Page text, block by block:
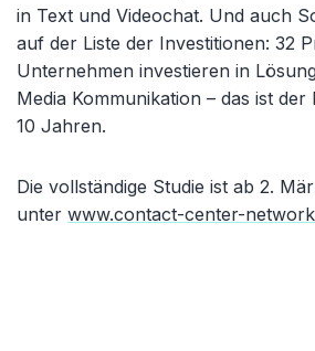
in Text und Videochat. Und auch
auf der Liste der Investitionen: 32
Unternehmen investieren in
Media Kommunikation – das ist
10 Jahren.
Die vollständige Studie ist ab 2.
unter www.contact-center-